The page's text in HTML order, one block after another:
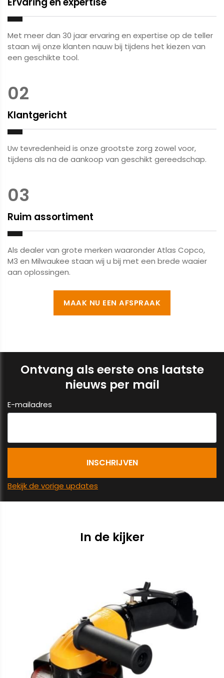
Met meer dan 30 jaar ervaring en expertise op de teller
staan wij onze klanten nauw bij tijdens het kiezen van
een geschikte tool.
02
Klantgericht
Uw tevredenheid is onze grootste zorg zowel voor,
tijdens als na de aankoop van geschikt gereedschap.
03
Ruim assortiment
Als dealer van grote merken waaronder Atlas Copco,
M3 en Milwaukee staan wij u bij met een brede waaier
aan oplossingen.
MAAK NU EEN AFSPRAAK
Ontvang als eerste ons laatste
nieuws per mail
E-mailadres
Bekijk de vorige updates
In de kijker